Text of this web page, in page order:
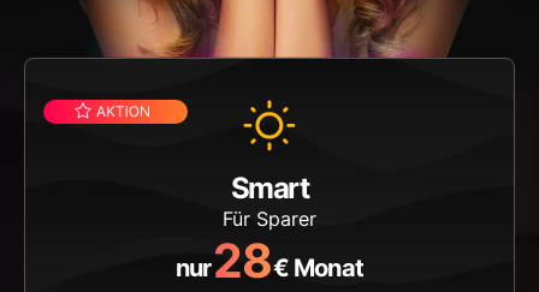
Smart
Für Sparer
nur28€ Monat